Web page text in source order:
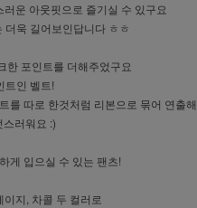
운 아웃핏으로 즐기실 수 있구요
욱 길어보인답니다 ㅎㅎ
한 포인트를 더해주었구요
트인 벨트!
를 따로 한것처럼 리본으로 묶어 연출해
러워요 :)
게 입으실 수 있는 팬츠!
지, 차콜 두 컬러로